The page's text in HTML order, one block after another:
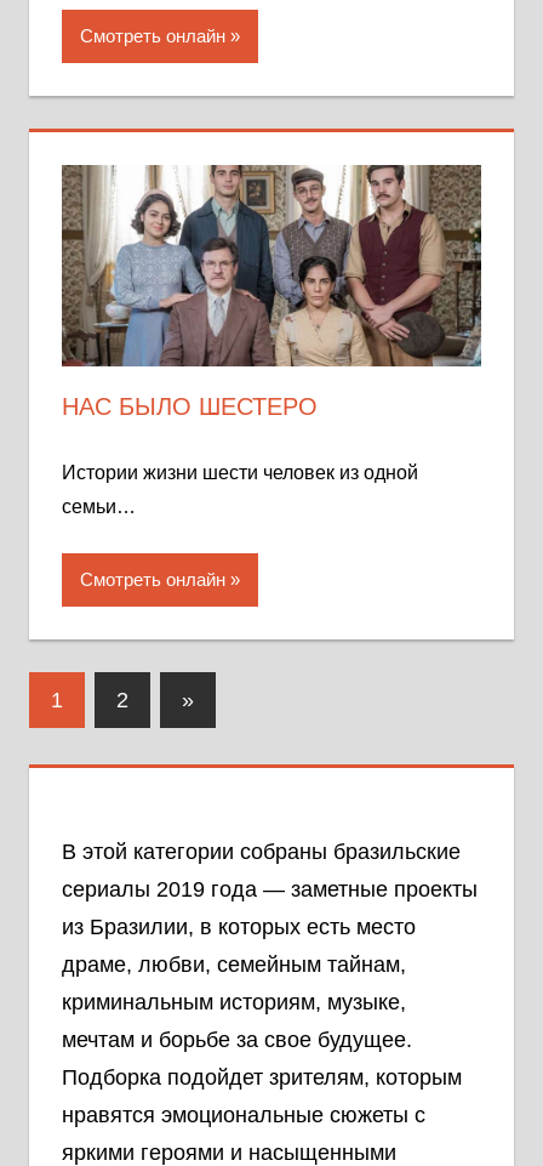
Смотреть онлайн
НАС БЫЛО ШЕСТЕРО
Истории жизни шести человек из одной
семьи…
Смотреть онлайн
Навигация
1 2
Следующие
записи
»
В этой категории собраны бразильские
сериалы 2019 года — заметные проекты
из Бразилии, в которых есть место
драме, любви, семейным тайнам,
криминальным историям, музыке,
мечтам и борьбе за свое будущее.
Подборка подойдет зрителям, которым
нравятся эмоциональные сюжеты с
яркими героями и насыщенными